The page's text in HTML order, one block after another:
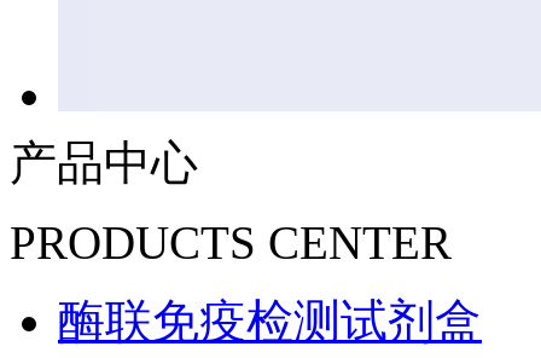
产品中心
PRODUCTS CENTER
酶联免疫检测试剂盒